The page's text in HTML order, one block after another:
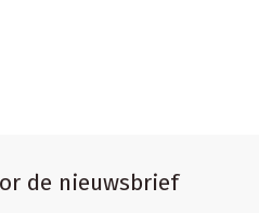
de nieuwsbrief